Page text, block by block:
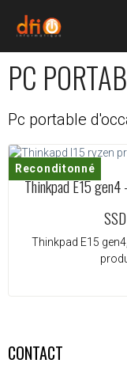
PC
Pc portable
Reconditonné
Thinkpad E15
Thinkpad E15
CONTACT